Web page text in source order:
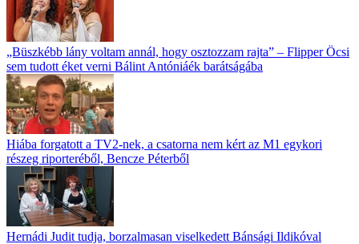
„Büszkébb lány voltam annál, hogy osztozzam rajta” – Flipper Öcsi
sem tudott éket verni Bálint Antóniáék barátságába
Hiába forgatott a TV2-nek, a csatorna nem kért az M1 egykori
részeg riporteréből, Bencze Péterből
Hernádi Judit tudja, borzalmasan viselkedett Bánsági Ildikóval